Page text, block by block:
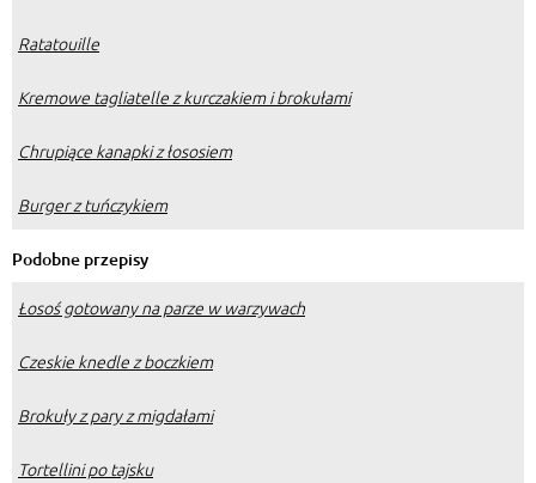
Ratatouille
Kremowe tagliatelle z kurczakiem i brokułami
Chrupiące kanapki z łososiem
Burger z tuńczykiem
Podobne przepisy
Łosoś gotowany na parze w warzywach
Czeskie knedle z boczkiem
Brokuły z pary z migdałami
Tortellini po tajsku